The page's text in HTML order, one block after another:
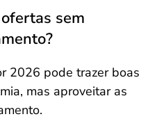
sem
2026 pode trazer boas
mas aproveitar as